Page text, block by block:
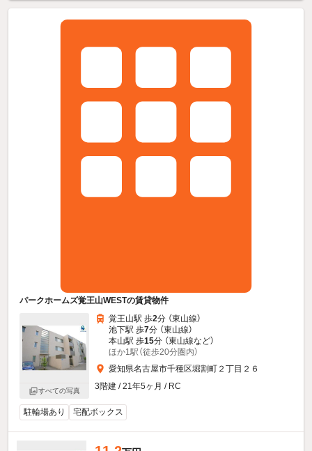
パークホームズ覚王山WESTの賃貸物件
すべての写真
覚王山駅 歩2分 （東山線）
池下駅 歩7分 （東山線）
本山駅 歩15分 （東山線など）
ほか1駅（徒歩20分圏内）
愛知県名古屋市千種区堀割町２丁目２６
3階建 / 21年5ヶ月 / RC
駐輪場あり 宅配ボックス